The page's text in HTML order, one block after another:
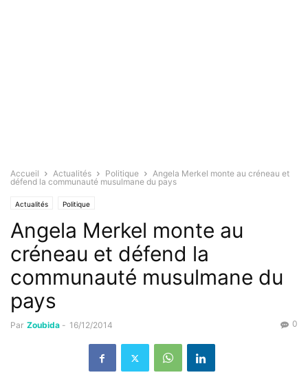
Accueil Actualités Politique
Angela Merkel monte au créneau et
défend la communauté musulmane du pays
Actualités Politique
Angela Merkel monte au
créneau et défend la
communauté musulmane du
pays
Par Zoubida - 16/12/2014 0